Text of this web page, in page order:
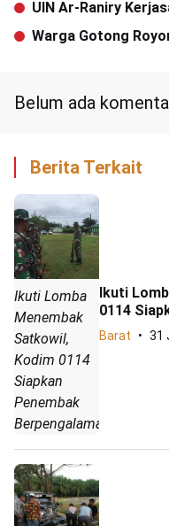
UIN Ar-Raniry
Taiwan
Warga Gotong
Belum ada
Berita Terkait
Ikuti Lomba
Menembak
Satkowil,
Kodim 0114
Siapkan
Penembak
Berpengalaman
Ikuti
0114
Barat 31